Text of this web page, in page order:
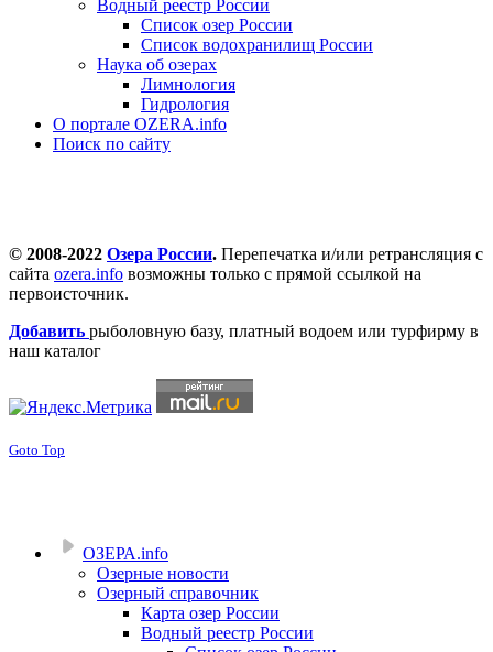
Водный реестр России
Список озер России
Список водохранилищ России
Наука об озерах
Лимнология
Гидрология
О портале OZERA.info
Поиск по сайту
© 2008-2022 Озера России. Перепечатка и/или ретрансляция с
сайта ozera.info возможны только с прямой ссылкой на
первоисточник.
Добавить рыболовную базу, платный водоем или турфирму в
наш каталог
Goto Top
ОЗЕРА.info
Озерные новости
Озерный справочник
Карта озер России
Водный реестр России